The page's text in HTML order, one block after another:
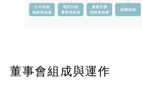
董事會組成與運作